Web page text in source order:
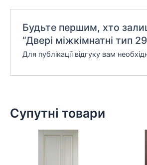
Будьте першим, хто
“Двері міжкімнатні тип
Для публікації відгуку вам
Супутні товари